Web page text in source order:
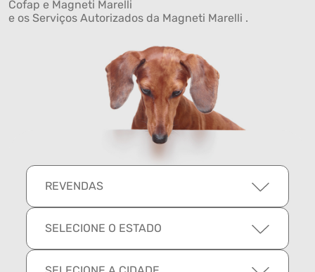
Cofap e Magneti Marelli
e os Serviços Autorizados da Magneti Marelli .
REVENDAS
SELECIONE O ESTADO